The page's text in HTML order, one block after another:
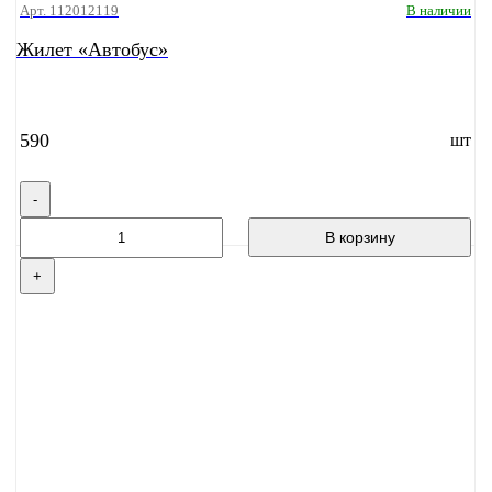
Арт. 112012119 В наличии
Жилет «Автобус»
590 шт
-
+
В корзину